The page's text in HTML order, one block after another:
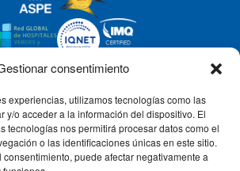
consentimiento
experiencias, utilizamos tecnologías como las
y/o acceder a la información del dispositivo. El
tecnologías nos permitirá procesar datos como el
o las identificaciones únicas en este sitio.
consentimiento, puede afectar negativamente a